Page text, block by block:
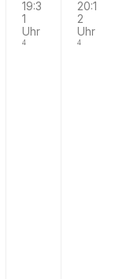
19:3
1
Uhr
4
20:1
2
Uhr
4